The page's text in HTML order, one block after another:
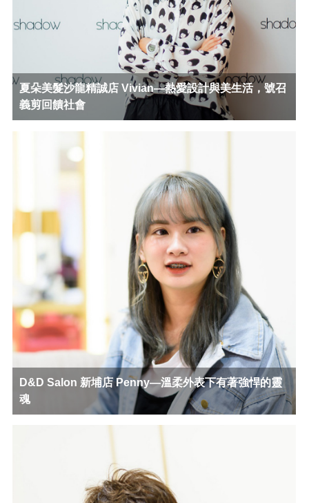
夏朵美髮沙龍精誠店 Vivian—熱愛設計與美生活，號召
義剪回饋社會
D&D Salon 新埔店 Penny—溫柔外表下有著強悍的靈
魂